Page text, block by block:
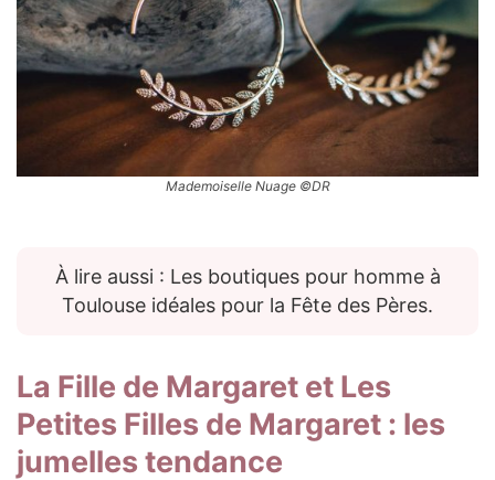
Mademoiselle Nuage ©DR
À lire aussi : Les boutiques pour homme à
Toulouse idéales pour la Fête des Pères.
La Fille de Margaret et Les
Petites Filles de Margaret : les
jumelles tendance